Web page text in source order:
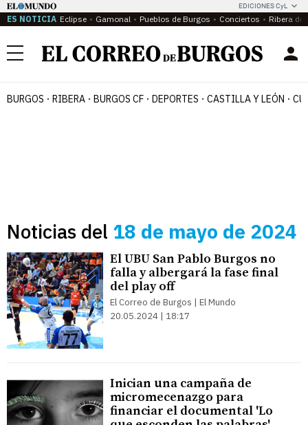
EDICIONES CyL
ES NOTICIA Eclipse Gamonal Pueblos de Burgos Conciertos Ribera del
Menú
BURGOS RIBERA BURGOS CF DEPORTES CASTILLA Y LEÓN
Noticias del 18 de mayo de 2024
El UBU San Pablo Burgos no
falla y albergará la fase final
del play off
El Correo de Burgos | El Mundo
20.05.2024 | 18:17
Inician una campaña de
micromecenazgo para
financiar el documental 'Lo